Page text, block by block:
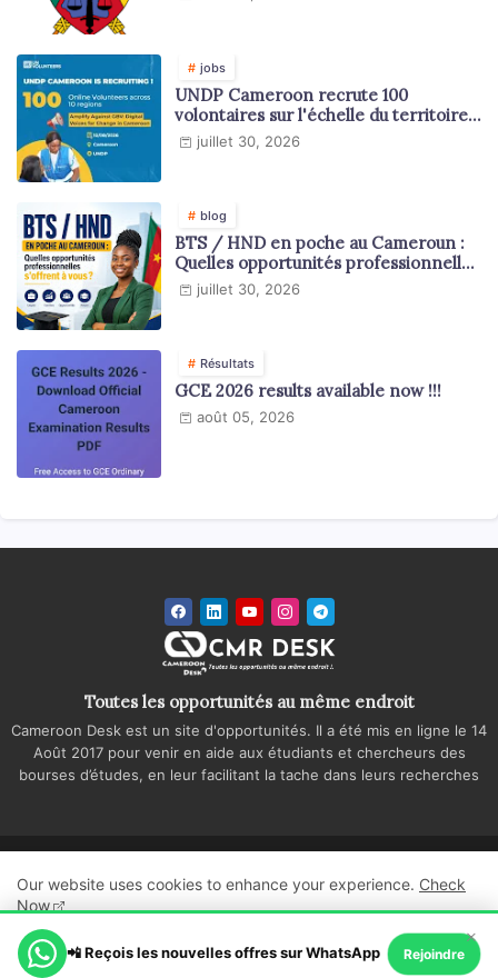
jobs
UNDP Cameroon recrute 100
volontaires sur l'échelle du territoire
national
juillet 30, 2026
blog
BTS / HND en poche au Cameroun :
Quelles opportunités professionnelles
s'offrent à vous ?
juillet 30, 2026
Résultats
GCE 2026 results available now !!!
août 05, 2026
Toutes les opportunités au même endroit
Cameroon Desk est un site d'opportunités. Il a été mis en ligne le 14
Août 2017 pour venir en aide aux étudiants et chercheurs des
bourses d’études, en leur facilitant la tache dans leurs recherches
Cameroon Desk
Politique de confidentialité
Regie publicitaire
Our website uses cookies to enhance your experience. Check
Now
Ok, Go it!
×
📲 Reçois les nouvelles offres sur WhatsApp Rejoindre